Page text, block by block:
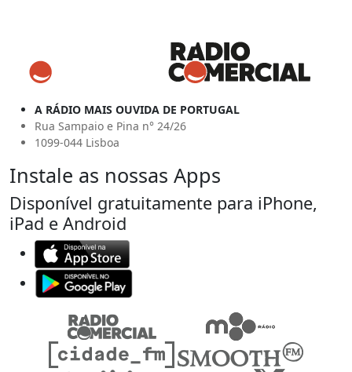
A RÁDIO MAIS OUVIDA DE PORTUGAL
Rua Sampaio e Pina n° 24/26
1099-044 Lisboa
Instale as nossas Apps
Disponível gratuitamente para iPhone,
iPad e Android